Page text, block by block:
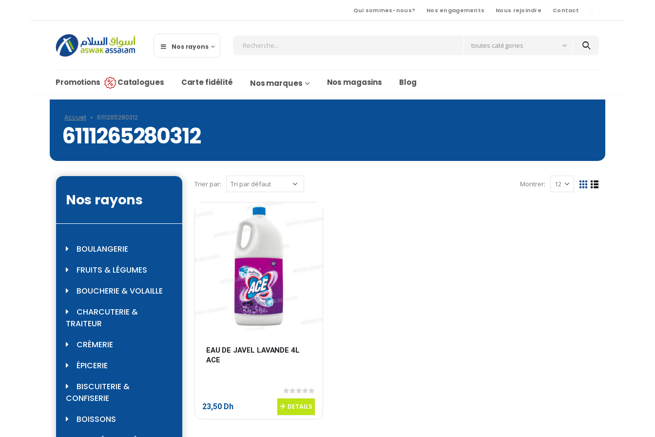
Qui sommes-nous? Nos engagements Nous rejoindre Contact
Nos rayons toutes catégories
Promotions Catalogues Carte fidélité Nos marques Nos magasins Blog
Accueil » 6111265280312
6111265280312
Trier par: Montrer:
EAU DE JAVEL LAVANDE 4L
ACE
0sur 5
23,50 Dh DETAILS
Nos rayons
BOULANGERIE
FRUITS & LÉGUMES
BOUCHERIE & VOLAILLE
CHARCUTERIE &
TRAITEUR
CRÈMERIE
ÉPICERIE
BISCUITERIE &
CONFISERIE
BOISSONS